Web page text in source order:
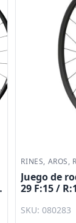
RINES, AROS,
Juego de
29 F:15 /
SKU: 080283